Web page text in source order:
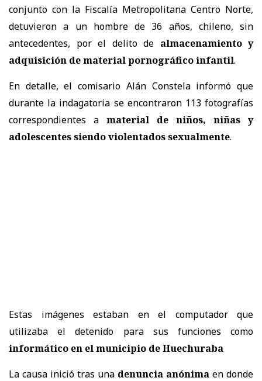
conjunto con la Fiscalía Metropolitana Centro Norte,
detuvieron a un hombre de 36 años, chileno, sin
antecedentes, por el delito de almacenamiento y
adquisición de material pornográfico infantil.
En detalle, el comisario Alán Constela informó que
durante la indagatoria se encontraron 113 fotografías
correspondientes a material de niños, niñas y
adolescentes siendo violentados sexualmente.
Estas imágenes estaban en el computador que
utilizaba el detenido para sus funciones como
informático en el municipio de Huechuraba
La causa inició tras una denuncia anónima en donde